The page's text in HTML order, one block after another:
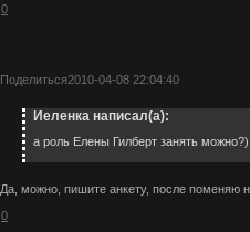
0
Поделиться2010-04-08 22:04:40
Иеленка написал(а):
а роль Елены Гилберт занять можно?)
Да, можно, пишите анкету, после поменяю
0